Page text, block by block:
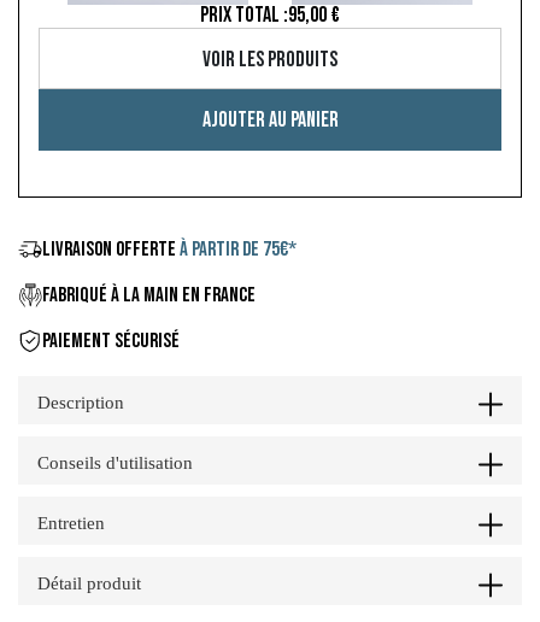
PRIX TOTAL :95,00 €
Voir les produits
Ajouter au panier
LIVRAISON OFFERTE À PARTIR DE 75€*
FABRIQUÉ À LA MAIN EN FRANCE
PAIEMENT SÉCURISÉ
Description
Conseils d'utilisation
Entretien
Détail produit